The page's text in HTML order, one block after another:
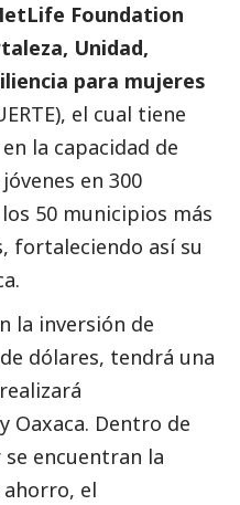
Foundation
Unidad,
para mujeres
el cual tiene
la capacidad de
en 300
50 municipios más
fortaleciendo así su
la inversión de
dólares, tendrá una
Oaxaca. Dentro de
encuentran la
el